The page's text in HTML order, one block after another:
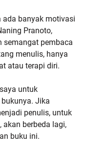
ada banyak motivasi
Pranoto,
semangat pembaca
menulis, hanya
atau terapi diri.
untuk
Jika
penulis, untuk
berbeda lagi,
buku ini.